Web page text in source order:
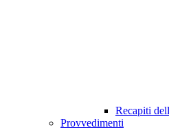
Recapiti
Provvedimenti